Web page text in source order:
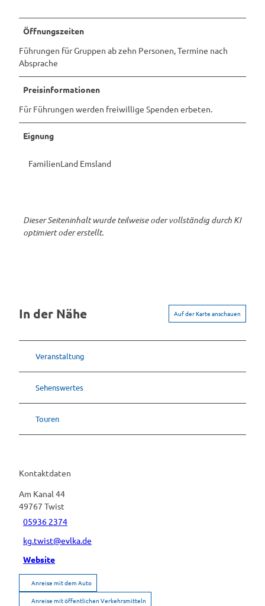
Öffnungszeiten
Führungen für Gruppen ab zehn Personen, Termine nach
Absprache
Preisinformationen
Für Führungen werden freiwillige Spenden erbeten.
Eignung
FamilienLand Emsland
Dieser Seiteninhalt wurde teilweise oder vollständig durch KI
optimiert oder erstellt.
In der Nähe Auf der Karte anschauen
Veranstaltung
Sehenswertes
Touren
Kontaktdaten
Am Kanal 44
49767 Twist
05936 2374
kg.twist@evlka.de
Website
Anreise mit dem Auto
Anreise mit öffentlichen Verkehrsmitteln